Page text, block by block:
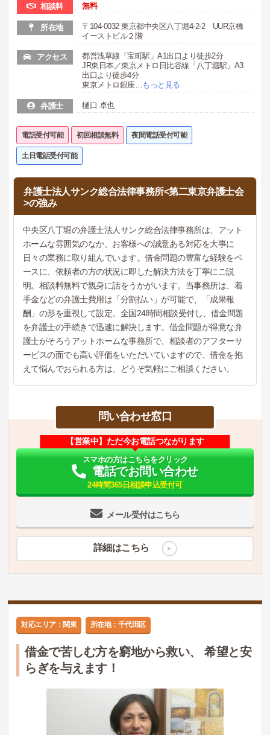
相談料 無料
所在地
〒104-0032 東京都中央区八丁堀4-2-2 UUR京橋
イーストビル２階
アクセス
都営浅草線「宝町駅」A1出口より徒歩2分
JR東日本／東京メトロ日比谷線「八丁堀駅」A3
出口より徒歩4分
東京メトロ銀座… もっと見る
弁護士 樋口 卓也
電話受付可能 初回相談無料 夜間電話受付可能
土日電話受付可能
弁護士法人サンク総合法律事務所<第二東京弁護士会
>の強み
中央区八丁堀の弁護士法人サンク総合法律事務所は、アット
ホームな雰囲気のなか、お客様への誠意ある対応を大事に
日々の業務に取り組んでいます。借金問題の豊富な経験をベ
ースに、依頼者の方の状況に即した解決方法を丁寧にご説
明。相談料無料で親身に話をうかがいます。当事務所は、着
手金などの弁護士費用は「分割払い」が可能で、「成果報
酬」の形を重視して設定。全国24時間相談受付し、借金問題
を弁護士の手続きで迅速に解決します。借金問題が得意な弁
護士がそろうアットホームな事務所で、相談者のアフターサ
ービスの面でも高い評価をいただいていますので、借金を抱
えて悩んでおられる方は、どうぞ気軽にご相談ください。
問い合わせ窓口
メール受付はこちら
【営業中】ただ今お電話つながります
スマホの方はこちらをクリック
電話でお問い合わせ
24時間365日相談申込受付可
詳細はこちら
対応エリア：関東 所在地：千代田区
借金で苦しむ方を窮地から救い、 希望と安
らぎを与えます！